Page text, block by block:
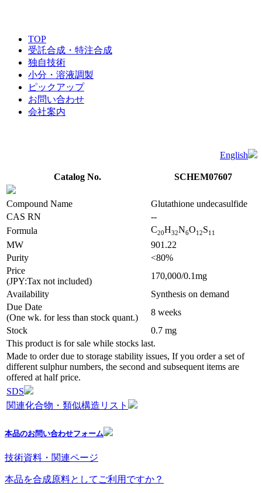
TOP
受託合成・特注合成
独自技術
小分・溶液調製
ピックアップ
お問い合わせ
会社案内
English
Catalog No. SCHEM07607
Compound Name
Glutathione undecasulfide
CAS RN
--
Formula
C20H32N6O12S1 1
MW
901.22
Purity
<80%
Price
(JPY:Tax not included)
170,000/0.1mg
Availability
Synthesis on demand
Due Date
(One wk. for less than stock quant.)
8 weeks
Stock
0.7 mg
This product is for sale while stocks last.
Made to order due to storage stability issues, If you order a set of
different sulphur numbers, the second and subsequent items are
offered at half price.
SDS
関連化合物・類似構造リスト
本品のお問い合わせフォーム
技術資料・関連ページ
本品を合成原料としてご利用ですか？